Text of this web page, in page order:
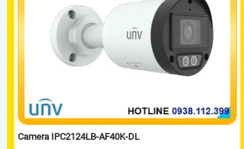
Camera IPC2124LB-AF40K-DL